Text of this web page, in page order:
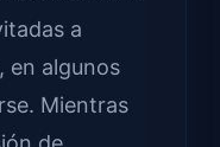
a
en algunos
Mientras